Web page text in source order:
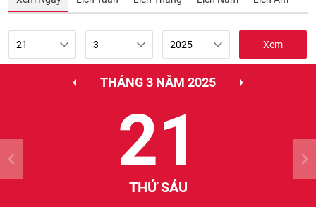
Xem
THÁNG 3 NĂM 2025
21
THỨ SÁU